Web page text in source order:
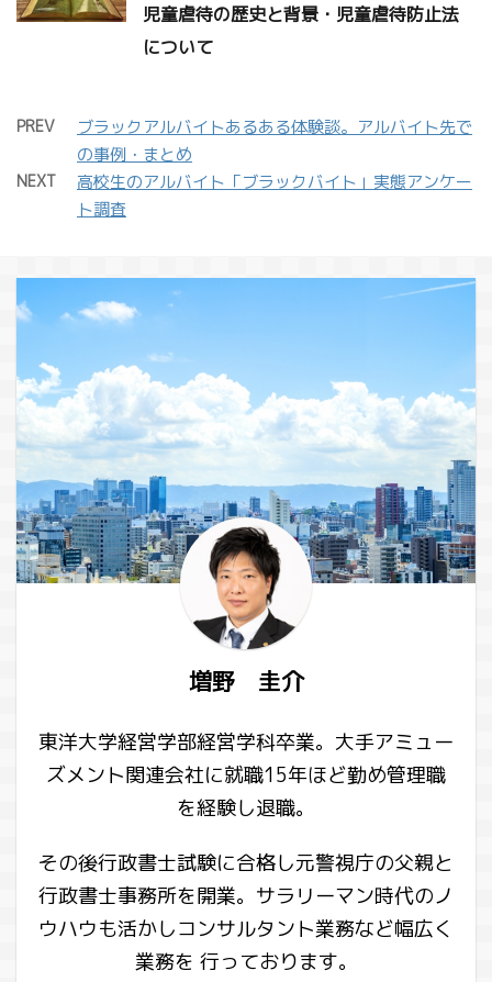
児童虐待の歴史と背景・児童虐待防止法
について
PREV
ブラックアルバイトあるある体験談。アルバイト先で
の事例・まとめ
NEXT
高校生のアルバイト「ブラックバイト」実態アンケー
ト調査
増野 圭介
東洋大学経営学部経営学科卒業。大手アミュー
ズメント関連会社に就職15年ほど勤め管理職
を経験し退職。
その後行政書士試験に合格し元警視庁の父親と
行政書士事務所を開業。サラリーマン時代のノ
ウハウも活かしコンサルタント業務など幅広く
業務を 行っております。